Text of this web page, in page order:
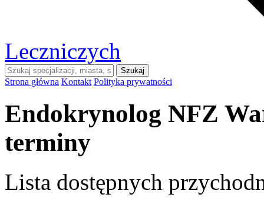
Leczniczych
Szukaj
Strona główna Kontakt Polityka prywatności
Endokrynolog NFZ
terminy
Lista dostępnych